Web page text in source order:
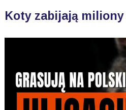
Koty zabijają